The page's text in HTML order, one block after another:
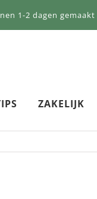
1-2 dagen gemaakt
ZAKELIJK